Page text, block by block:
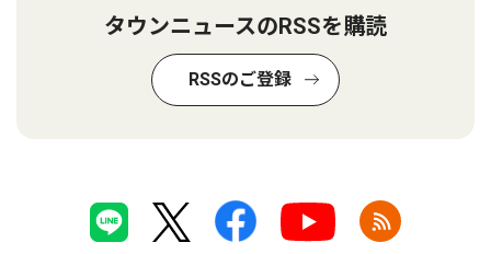
タウンニュースのRSSを購読
RSSのご登録